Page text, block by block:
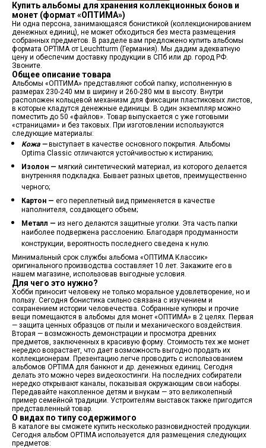
Купить альбомы для хранения коллекционных бонов и
монет (формат «ОПТИМА»)
Ни одна персона, занимающаяся бонистикой (коллекционированием
денежных единиц), не может обходиться без места размещения
собранных предметов. В разделе вам предложено купить альбомы
формата OPTIMA от Leuchtturm (Германия). Мы дадим адекватную
цену и обеспечим доставку продукции в СПб или др. город РФ.
Звоните.
Общее описание товара
Альбомы «ОПТИМА» представляют собой папку, исполненную в
размерах 230-240 мм в ширину и 260-280 мм в высоту. Внутри
расположен кольцевой механизм для фиксации пластиковых листов,
в которые кладутся денежные единицы. В один экземпляр можно
поместить до 50 «файлов». Товар выпускается с уже готовыми
«страницами» и без таковых. При изготовлении используются
следующие материалы:
Кожа —выступает в качестве основного покрытия. Альбомы
Optima Classic отличаются устойчивостью к истиранию;
Изолон — мягкий синтетический материал, из которого делается
внутренняя подкладка. Бывает разных цветов, преимущественно
черного;
Картон — его переплетный вид применяется в качестве
наполнителя, создающего объем;
Металл — из него делаются защитные уголки. Эта часть папки
наиболее подвержена расслоению. Благодаря продуманности
конструкции, вероятность последнего сведена к нулю.
Минимальный срок службы альбома «ОПТИМА Классик»
оригинального производства составляет 10 лет. Закажите его в
нашем магазине, использовав выгодные условия.
Для чего это нужно?
Хобби приносит человеку не только моральное удовлетворение, но и
пользу. Сегодня бонистика сильно связана с изучением и
сохранением истории человечества. Собранные купюры и прочие
вещи помещаются в альбомы для монет «ОПТИМА» в 2 целях. Первая
— защита ценных образцов от пыли и механического воздействия.
Вторая — возможность демонстрации и просмотра древних
предметов, заключенных в красивую форму. Стоимость тех же монет
нередко возрастает, что дает возможность выгодно продать их
коллекционерам. Презентацию легче проводить с использованием
альбомов OPTIMA для банкнот и др. денежных единиц. Сегодня
делать это можно через видеохостинги. На последних собиратели
нередко открывают каналы, показывая окружающим свои наборы.
Передавайте накопленное детям и внукам — это великолепный
пример семейной традиции. Устроителям выставок также пригодится
представленный товар.
О видах по типу содержимого
В каталоге вы сможете купить несколько разновидностей продукции.
Сегодня альбом OPTIMA используется для размещения следующих
предметов: